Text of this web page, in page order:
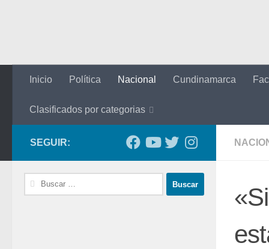
Inicio Política Nacional Cundinamarca
Clasificados por categorias
SEGUIR:
Buscar: